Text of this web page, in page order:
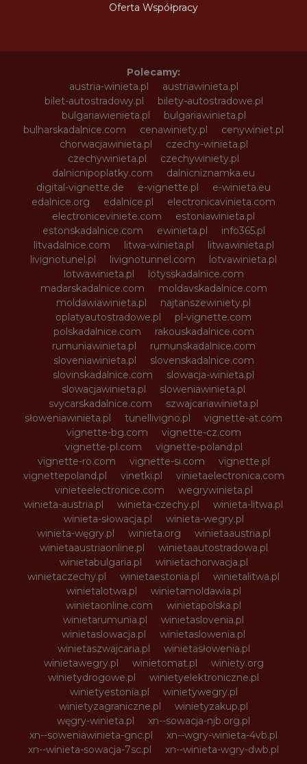
Oferta Współpracy
Polecamy:
austria-winieta.pl
austriawinieta.pl
bilet-autostradowy.pl
bilety-autostradowe.pl
bulgariawienieta.pl
bulgariawinieta.pl
bulharskadalnice.com
cenawiniety.pl
cenywiniet.pl
chorwacjawinieta.pl
czechy-winieta.pl
czechywinieta.pl
czechywiniety.pl
dalnicnipoplatky.com
dalnicniznamka.eu
digital-vignette.de
e-vignette.pl
e-winieta.eu
edalnice.org
edalnice.pl
electronicavinieta.com
electroniceviniete.com
estoniawinieta.pl
estonskadalnice.com
ewinieta.pl
info365.pl
litvadalnice.com
litwa-winieta.pl
litwawinieta.pl
livignotunel.pl
livignotunnel.com
lotvawinieta.pl
lotwawinieta.pl
lotysskadalnice.com
madarskadalnice.com
moldavskadalnice.com
moldawiawinieta.pl
najtanszewiniety.pl
oplatyautostradowe.pl
pl-vignette.com
polskadalnice.com
rakouskadalnice.com
rumuniawinieta.pl
rumunskadalnice.com
sloveniawinieta.pl
slovenskadalnice.com
slovinskadalnice.com
slowacja-winieta.pl
slowacjawinieta.pl
sloweniawinieta.pl
svycarskadalnice.com
szwajcariawinieta.pl
słoweniawinieta.pl
tunellivigno.pl
vignette-at.com
vignette-bg.com
vignette-cz.com
vignette-pl.com
vignette-poland.pl
vignette-ro.com
vignette-si.com
vignette.pl
vignettepoland.pl
vinetki.pl
vinietaelectronica.com
vinieteelectronice.com
wegrywinieta.pl
winieta-austria.pl
winieta-czechy.pl
winieta-litwa.pl
winieta-słowacja.pl
winieta-wegry.pl
winieta-węgry.pl
winieta.org
winietaaustria.pl
winietaaustriaonline.pl
winietaautostradowa.pl
winietabulgaria.pl
winietachorwacja.pl
winietaczechy.pl
winietaestonia.pl
winietalitwa.pl
winietalotwa.pl
winietamoldawia.pl
winietaonline.com
winietapolska.pl
winietarumunia.pl
winietaslovenia.pl
winietaslowacja.pl
winietaslowenia.pl
winietaszwajcaria.pl
winietasłowenia.pl
winietawegry.pl
winietomat.pl
winiety.org
winietydrogowe.pl
winietyelektroniczne.pl
winietyestonia.pl
winietywegry.pl
winietyzagraniczne.pl
winietyzakup.pl
węgry-winieta.pl
xn--sowacja-njb.org.pl
xn--soweniawinieta-gnc.pl
xn--wgry-winieta-4vb.pl
xn--winieta-sowacja-7sc.pl
xn--winieta-wgry-dwb.pl